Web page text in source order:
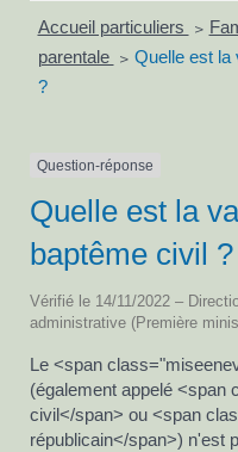
Accueil particuliers >
parentale
> Quelle est la
?
Question-réponse
Quelle est la
baptême civil ?
Vérifié le 14/11/2022 –
administrative (Première
Le <span
(également appelé <span
civil</span> ou <span
républicain</span>) n'est